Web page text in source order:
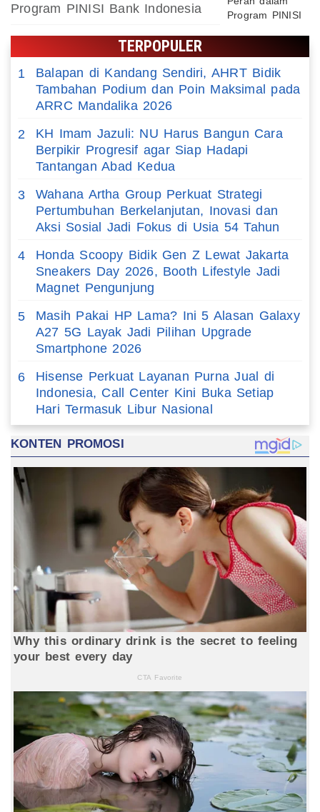
Program PINISI Bank Indonesia
TERPOPULER
1
Balapan di Kandang Sendiri, AHRT Bidik
Tambahan Podium dan Poin Maksimal pada
ARRC Mandalika 2026
2
KH Imam Jazuli: NU Harus Bangun Cara
Berpikir Progresif agar Siap Hadapi
Tantangan Abad Kedua
3
Wahana Artha Group Perkuat Strategi
Pertumbuhan Berkelanjutan, Inovasi dan
Aksi Sosial Jadi Fokus di Usia 54 Tahun
4
Honda Scoopy Bidik Gen Z Lewat Jakarta
Sneakers Day 2026, Booth Lifestyle Jadi
Magnet Pengunjung
5
Masih Pakai HP Lama? Ini 5 Alasan Galaxy
A27 5G Layak Jadi Pilihan Upgrade
Smartphone 2026
6
Hisense Perkuat Layanan Purna Jual di
Indonesia, Call Center Kini Buka Setiap
Hari Termasuk Libur Nasional